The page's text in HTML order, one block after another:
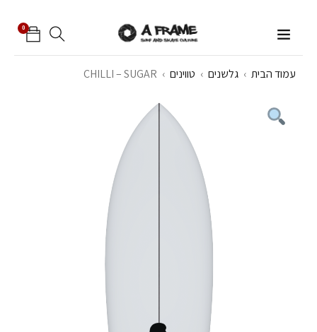
0
עמוד הבית › גלשנים › טווינים ›
CHILLI – SUGAR